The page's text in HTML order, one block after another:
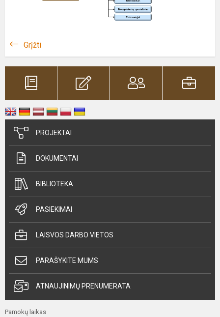
Grįžti
PROJEKTAI
DOKUMENTAI
BIBLIOTEKA
PASIEKIMAI
LAISVOS DARBO VIETOS
PARAŠYKITE MUMS
ATNAUJINIMŲ PRENUMERATA
Pamokų laikas